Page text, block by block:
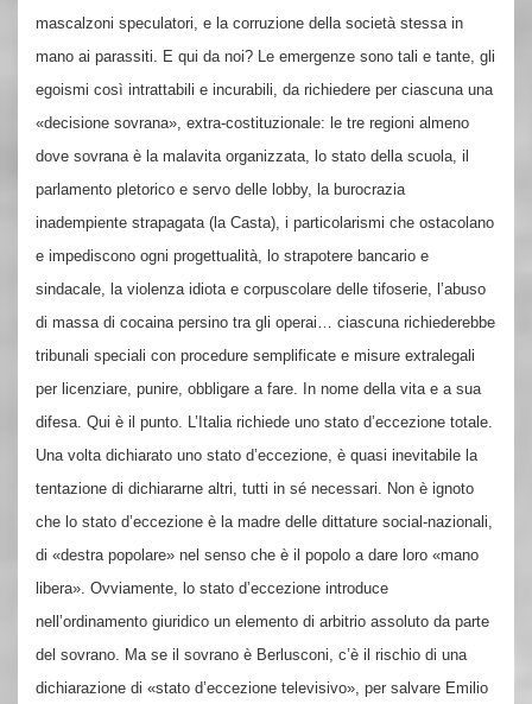
mascalzoni speculatori, e la corruzione della società stessa in
mano ai parassiti. E qui da noi? Le emergenze sono tali e tante, gli
egoismi così intrattabili e incurabili, da richiedere per ciascuna una
«decisione sovrana», extra-costituzionale: le tre regioni almeno
dove sovrana è la malavita organizzata, lo stato della scuola, il
parlamento pletorico e servo delle lobby, la burocrazia
inadempiente strapagata (la Casta), i particolarismi che ostacolano
e impediscono ogni progettualità, lo strapotere bancario e
sindacale, la violenza idiota e corpuscolare delle tifoserie, l’abuso
di massa di cocaina persino tra gli operai… ciascuna richiederebbe
tribunali speciali con procedure semplificate e misure extralegali
per licenziare, punire, obbligare a fare. In nome della vita e a sua
difesa. Qui è il punto. L’Italia richiede uno stato d’eccezione totale.
Una volta dichiarato uno stato d’eccezione, è quasi inevitabile la
tentazione di dichiararne altri, tutti in sé necessari. Non è ignoto
che lo stato d’eccezione è la madre delle dittature social-nazionali,
di «destra popolare» nel senso che è il popolo a dare loro «mano
libera». Ovviamente, lo stato d’eccezione introduce
nell’ordinamento giuridico un elemento di arbitrio assoluto da parte
del sovrano. Ma se il sovrano è Berlusconi, c’è il rischio di una
dichiarazione di «stato d’eccezione televisivo», per salvare Emilio